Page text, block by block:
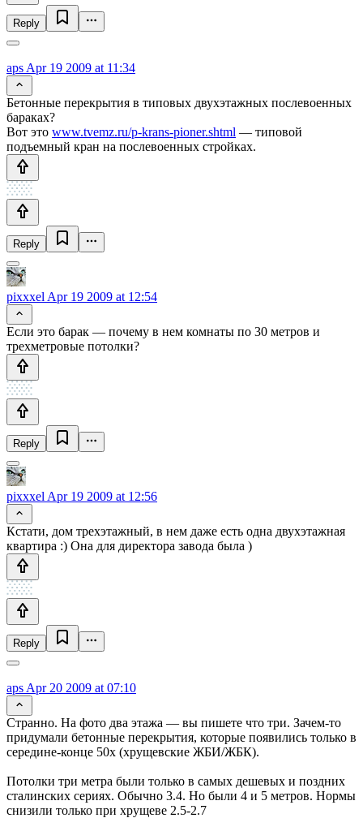
Reply
aps Apr 19 2009 at 11:34
Бетонные перекрытия в типовых двухэтажных послевоенных
бараках?
Вот это www.tvemz.ru/p-krans-pioner.shtml — типовой
подъемный кран на послевоенных стройках.
Reply
pixxxel Apr 19 2009 at 12:54
Если это барак — почему в нем комнаты по 30 метров и
трехметровые потолки?
Reply
pixxxel Apr 19 2009 at 12:56
Кстати, дом трехэтажный, в нем даже есть одна двухэтажная
квартира :) Она для директора завода была )
Reply
aps Apr 20 2009 at 07:10
Странно. На фото два этажа — вы пишете что три. Зачем-то
придумали бетонные перекрытия, которые появились только в
середине-конце 50х (хрущевские ЖБИ/ЖБК).
Потолки три метра были только в самых дешевых и поздних
сталинских сериях. Обычно 3.4. Но были 4 и 5 метров. Нормы
снизили только при хрущеве 2.5-2.7